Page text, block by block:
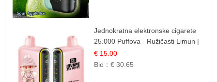
Jednokratna elektronske cigarete
25.000 Puffova - Ružičasti Limun |
Osježavajuća Citrusna Aroma
€ 15.00
Bio：€ 30.65